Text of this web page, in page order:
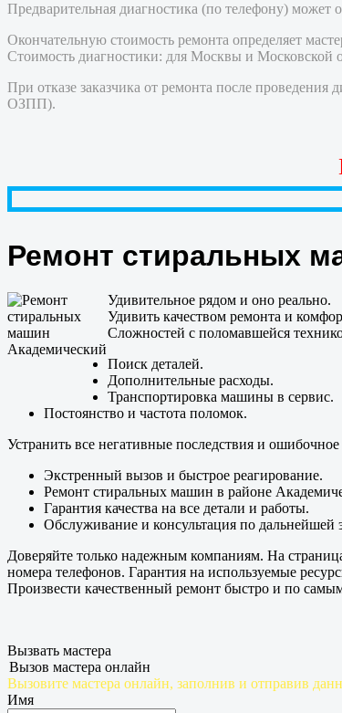
Предварительная диагностика (по телефону)
Окончательную стоимость ремонта определяет
Стоимость диагностики: для Москвы и Московской
При отказе заказчика от ремонта после
ОЗПП).
Ремонт стиральных
Удивительное рядом и оно реально.
Удивить качеством ремонта и
Сложностей с поломавшейся
Поиск деталей.
Дополнительные расходы.
Транспортировка машины в сервис.
Постоянство и частота поломок.
Устранить все негативные последствия и
Экстренный вызов и быстрое реагирование.
Ремонт стиральных машин в районе
Гарантия качества на все детали и работы.
Обслуживание и консультация по дальнейшей
Доверяйте только надежным компаниям. На
номера телефонов. Гарантия на используемые
Произвести качественный ремонт быстро и по
Вызвать мастера
Вызов мастера онлайн
Вызовите мастера онлайн, заполнив и отправив
Имя